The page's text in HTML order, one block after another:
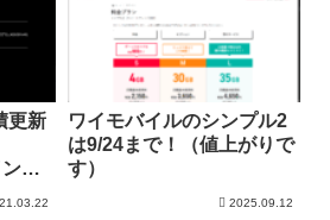
更新
ス
ワイモバイルのシンプル2
は9/24まで！（値上がりで
す）
2025.09.12